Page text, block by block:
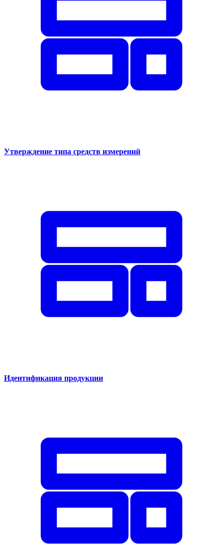
Утверждение типа средств измерений
Идентификация продукции